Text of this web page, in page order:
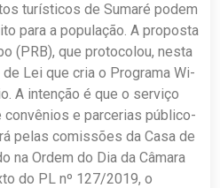
turísticos de Sumaré podem
para a população. A proposta
(PRB), que protocolou, nesta
Lei que cria o Programa Wi-
A intenção é que o serviço
e parcerias público-
pelas comissões da Casa de
na Ordem do Dia da Câmara
do PL nº 127/2019, o